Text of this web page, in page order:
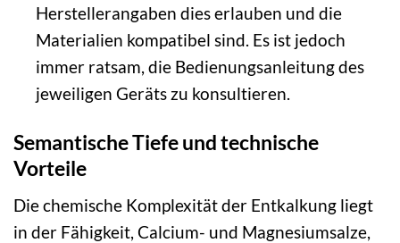
Herstellerangaben dies erlauben und die
Materialien kompatibel sind. Es ist jedoch
immer ratsam, die Bedienungsanleitung des
jeweiligen Geräts zu konsultieren.
Semantische Tiefe und technische
Vorteile
Die chemische Komplexität der Entkalkung liegt
in der Fähigkeit, Calcium- und Magnesiumsalze,